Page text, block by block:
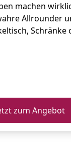
machen
Allrounder
Schränke
zum Angebot